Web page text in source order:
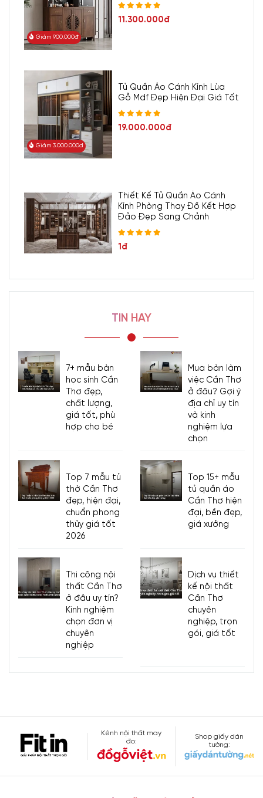
Giảm 900.000đ
11.300.000đ
Giảm 3.000.000đ
Tủ Quần Áo Cánh Kính Lùa
Gỗ Mdf Đẹp Hiện Đại Giá Tốt
19.000.000đ
Thiết Kế Tủ Quần Áo Cánh
Kính Phòng Thay Đồ Kết Hợp
Đảo Đẹp Sang Chảnh
1đ
TIN HAY
7+ mẫu bàn
học sinh Cần
Thơ đẹp,
chất lượng,
giá tốt, phù
hợp cho bé
Mua bàn làm
việc Cần Thơ
ở đâu? Gợi ý
địa chỉ uy tín
và kinh
nghiệm lựa
chọn
Top 7 mẫu tủ
thờ Cần Thơ
đẹp, hiện đại,
chuẩn phong
thủy giá tốt
2026
Top 15+ mẫu
tủ quần áo
Cần Thơ hiện
đại, bền đẹp,
giá xưởng
Thi công nội
thất Cần Thơ
ở đâu uy tín?
Kinh nghiệm
chọn đơn vị
chuyên
nghiệp
Dịch vụ thiết
kế nội thất
Cần Thơ
chuyên
nghiệp, trọn
gói, giá tốt
Kênh nội thất may
đo:
Shop giấy dán
tường: